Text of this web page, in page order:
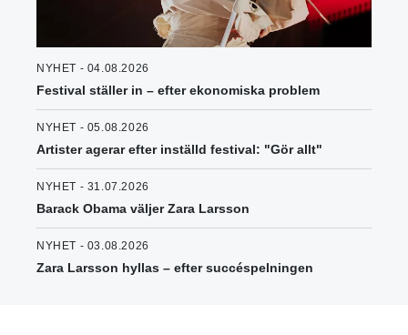
NYHET - 04.08.2026
Festival ställer in – efter ekonomiska problem
NYHET - 05.08.2026
Artister agerar efter inställd festival: "Gör allt"
NYHET - 31.07.2026
Barack Obama väljer Zara Larsson
NYHET - 03.08.2026
Zara Larsson hyllas – efter succéspelningen